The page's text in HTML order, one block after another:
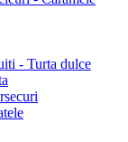
- Turta dulce